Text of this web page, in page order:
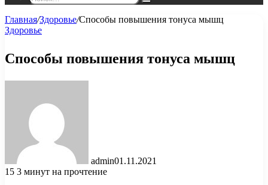
Поиск...
Главная/Здоровье/Способы повышения тонуса мышц
Здоровье
Способы повышения тонуса мышц
admin01.11.2021
15 3 минут на прочтение